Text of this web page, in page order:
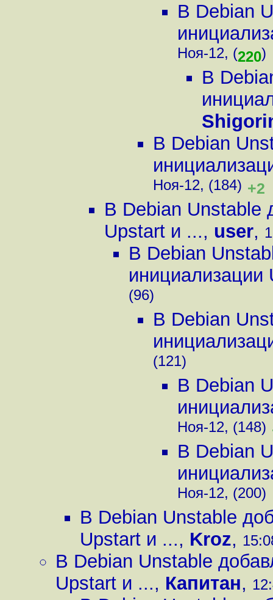
В Debian
Ноя-12, (220)
В
В Debian
Ноя-12, (184) +2
В Debian Unstable
Upstart и ..., user,
В Debian
инициализации
(96)
В Debian
(121)
В Debian
Ноя-12, (148)
В Debian
Ноя-12, (200)
В Debian Unstable
Upstart и ..., Kroz,
В Debian Unstable
Upstart и ..., Капитан,